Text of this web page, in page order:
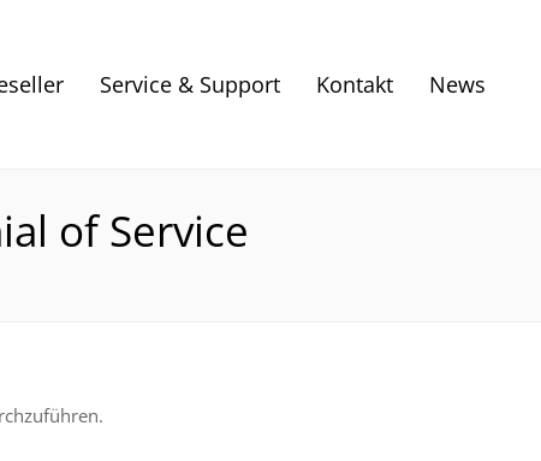
Service & Support Kontakt News
of Service